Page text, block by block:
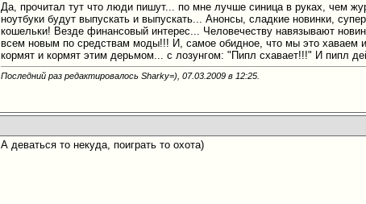
Да, прочитал тут что люди пишут... по мне лучше синица в руках, чем
ноутбуки будут выпускать и выпускать... Анонсы, сладкие новинки,
кошельки! Везде финансовый интерес... Человечеству навязывают
всем новым по средствам моды!!! И, самое обидное, что мы это
кормят и кормят этим дерьмом... с лозунгом: "Пипл схавает!!!" И пипл
Последний раз редактировалось Sharky=), 07.03.2009 в 12:25
А деваться то некуда, поиграть то охота)